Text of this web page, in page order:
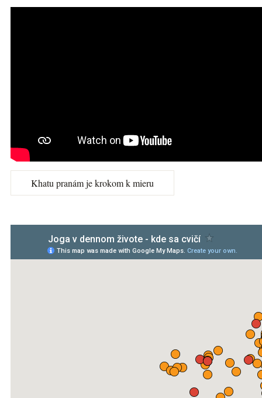
Khatu pranám je krokom k mieru